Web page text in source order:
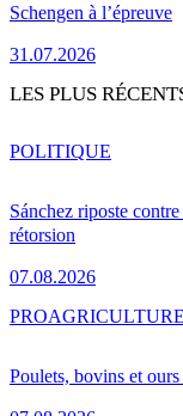
Schengen à l’épreuve
31.07.2026
LES PLUS
Sánchez riposte
rétorsion
07.08.2026
POLITIQUE
Poulets, bovins et
PRO